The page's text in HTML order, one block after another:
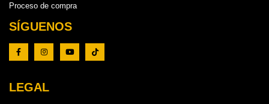
Proceso de compra
SÍGUENOS
LEGAL